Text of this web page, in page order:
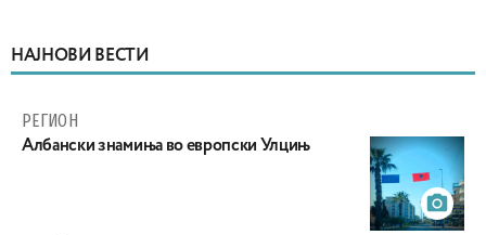
НАЈНОВИ ВЕСТИ
РЕГИОН
Aлбански знамиња во европски Улцињ